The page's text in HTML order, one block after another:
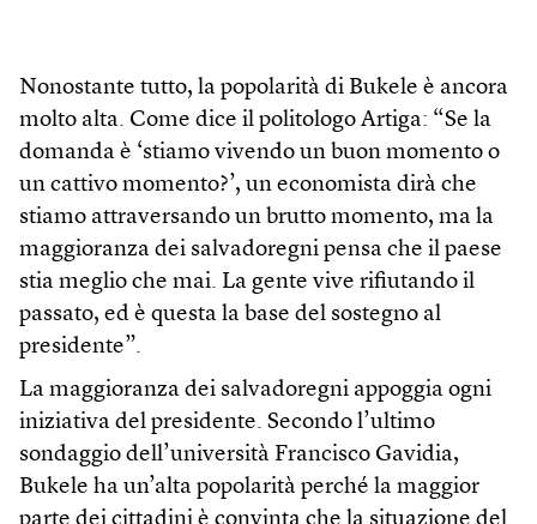
Nonostante tutto, la popolarità di Bukele è ancora
molto alta. Come dice il politologo Artiga: “Se la
domanda è ‘stiamo vivendo un buon momento o
un cattivo momento?’, un economista dirà che
stiamo attraversando un brutto momento, ma la
maggioranza dei salvadoregni pensa che il paese
stia meglio che mai. La gente vive rifiutando il
passato, ed è questa la base del sostegno al
presidente”.
La maggioranza dei salvadoregni appoggia ogni
iniziativa del presidente. Secondo l’ultimo
sondaggio dell’università Francisco Gavidia,
Bukele ha un’alta popolarità perché la maggior